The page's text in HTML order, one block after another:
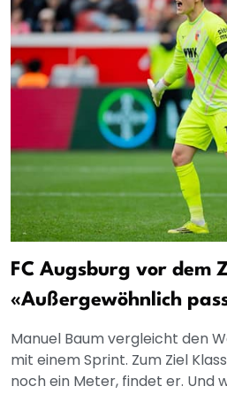
FC Augsburg vor dem
«Außergewöhnlich
Manuel Baum vergleicht den
mit einem Sprint. Zum Ziel
noch ein Meter, findet er. Und